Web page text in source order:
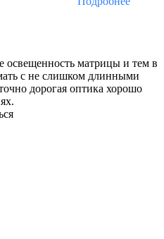
освещенность матрицы и тем в
с не слишком длинными
дорогая оптика хорошо